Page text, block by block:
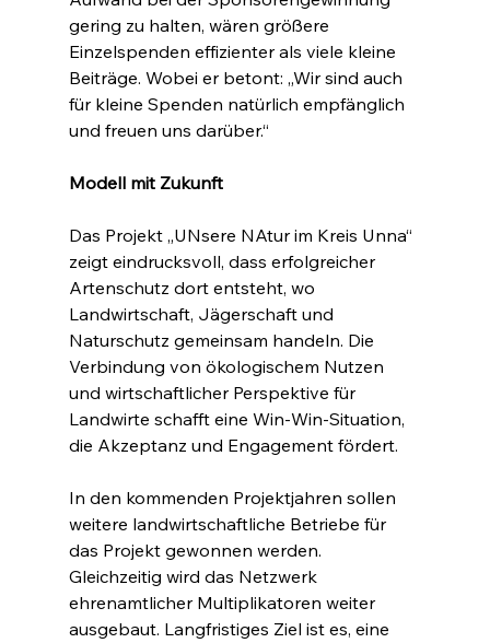
gering zu halten, wären größere
Einzelspenden effizienter als viele kleine
Beiträge. Wobei er betont: „Wir sind auch
für kleine Spenden natürlich empfänglich
und freuen uns darüber.“
Modell mit Zukunft
Das Projekt „UNsere NAtur im Kreis Unna“
zeigt eindrucksvoll, dass erfolgreicher
Artenschutz dort entsteht, wo
Landwirtschaft, Jägerschaft und
Naturschutz gemeinsam handeln. Die
Verbindung von ökologischem Nutzen
und wirtschaftlicher Perspektive für
Landwirte schafft eine Win-Win-Situation,
die Akzeptanz und Engagement fördert.
In den kommenden Projektjahren sollen
weitere landwirtschaftliche Betriebe für
das Projekt gewonnen werden.
Gleichzeitig wird das Netzwerk
ehrenamtlicher Multiplikatoren weiter
ausgebaut. Langfristiges Ziel ist es, eine